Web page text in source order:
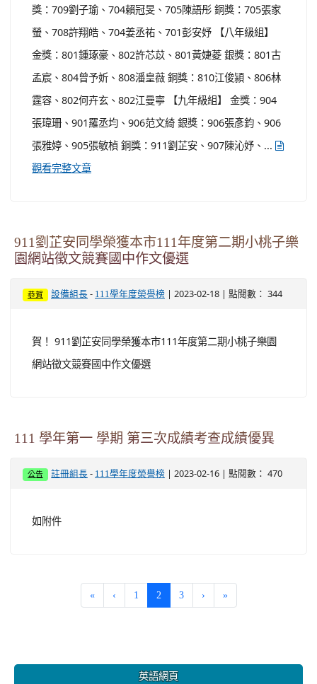
獎：709劉子瑜、704賴冠旻、705陳語彤 銅獎：705張家
螢、708許翔皓、704姜丞祐、701彭安妤 【八年級組】
金獎：801鍾琢豪、802許芯苡、801黃婕菱 銀獎：801古
孟宸、804曾予妡、808潘皇薇 銅獎：810江俊潁、806林
霆容、802何卉玄、802江曼寧 【九年級組】 金獎：904
張瑋珊、901羅丞均、906范文綺 銀獎：906張彥鈞、906
張雅婷、905張敏楨 銅獎：911劉芷安、907陳沁妤、...
觀看完整文章
911劉芷安同學榮獲本市111年度第二期小桃子樂
園網站徵文競賽國中作文優選
恭賀 設備組長 - 111學年度榮譽榜 | 2023-02-18 | 點閱數： 344
賀！ 911劉芷安同學榮獲本市111年度第二期小桃子樂園
網站徵文競賽國中作文優選
111 學年第一 學期 第三次成績考查成績優異
公告 註冊組長 - 111學年度榮譽榜 | 2023-02-16 | 點閱數： 470
如附件
« ‹ 1 2(current)
3 › »
英語網頁